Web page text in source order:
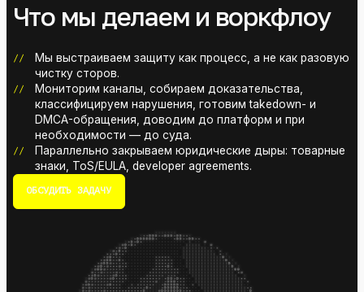
Что мы делаем и воркфлоу
Мы выстраиваем защиту как процесс, а не как разовую
чистку сторов.
Мониторим каналы, собираем доказательства,
классифицируем нарушения, готовим takedown- и
DMCA-обращения, доводим до платформ и при
необходимости — до суда.
Параллельно закрываем юридические дыры: товарные
знаки, ToS/EULA, developer agreements.
ОБСУДИТЬ ЗАДАЧУ